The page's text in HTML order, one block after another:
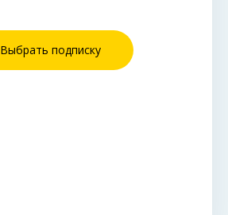
Выбрать подписку